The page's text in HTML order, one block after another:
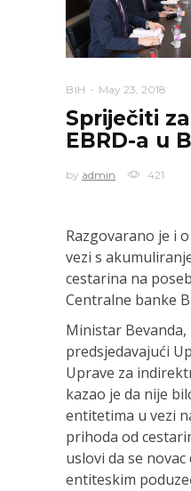
BIH May 23, 2018
Spriječiti
EBRD-a u
by admin 421
Razgovarano je i
vezi s
cestarina na
Centralne banke
Ministar Bevanda,
predsjedavajući
Uprave za
kazao je da nije
entitetima u vezi
prihoda od
uslovi da se
entiteskim